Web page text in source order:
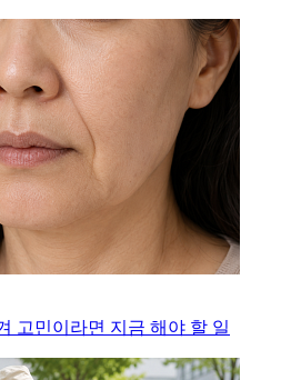
고민이라면 지금 해야 할 일